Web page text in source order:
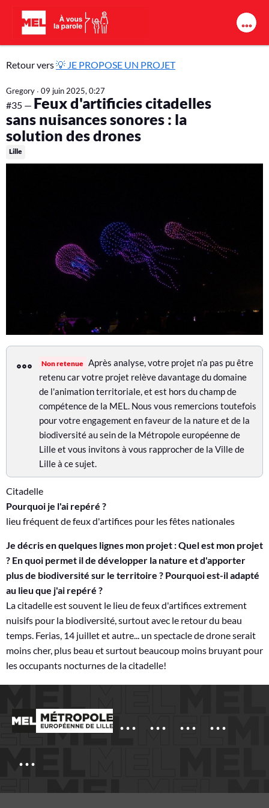
Aller au contenu principal
💡
J
E
P
R
R
O
Retour vers💡 JE PROPOSE UN PROJET
Gregory ∙ 09 juin 2025, 0:27
#35 — Feux d'artificies citadelles
sans nuisances sonores : la
solution des drones
Lille
Non retenue Après analyse, votre projet n’a pas pu être
retenu car votre projet relève davantage du domaine
de l'animation territoriale, et est hors du champ de
compétence de la MEL. Nous vous remercions toutefois
pour votre engagement en faveur de la nature et de la
biodiversité au sein de la Métropole européenne de
Lille et vous invitons à vous rapprocher de la Ville de
Lille à ce sujet.
Citadelle
Pourquoi je l'ai repéré ?
lieu fréquent de feux d'artifices pour les fêtes nationales
Je décris en quelques lignes mon projet : Quel est mon projet
? En quoi permet il de développer la nature et d'apporter
plus de biodiversité sur le territoire ? Pourquoi est-il adapté
au lieu que j'ai repéré ?
La citadelle est souvent le lieu de feux d'artifices extrement
nuisifs pour la biodiversité, surtout avec le retour du beau
temps. Ferias, 14 juillet et autre... un spectacle de drone serait
moins cher, plus beau et surtout beaucoup moins bruyant pour
les occupants nocturnes de la citadelle!